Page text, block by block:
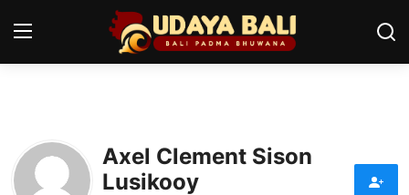
Pura
Axel Clement Sison
Lusikooy